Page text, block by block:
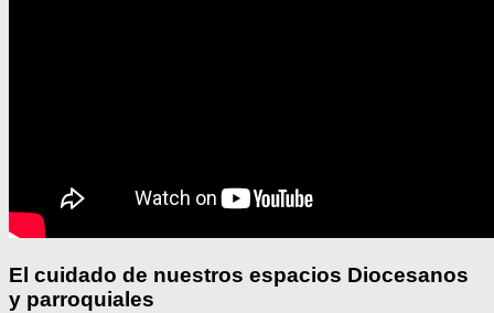
El cuidado de nuestros espacios Diocesanos
y parroquiales